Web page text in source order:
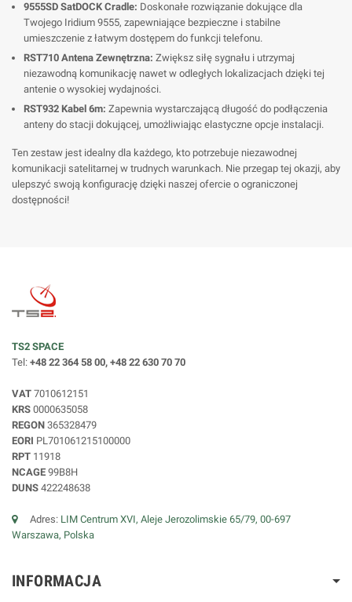
9555SD SatDOCK Cradle: Doskonałe rozwiązanie dokujące dla
Twojego Iridium 9555, zapewniające bezpieczne i stabilne
umieszczenie z łatwym dostępem do funkcji telefonu.
RST710 Antena Zewnętrzna: Zwiększ siłę sygnału i utrzymaj
niezawodną komunikację nawet w odległych lokalizacjach dzięki tej
antenie o wysokiej wydajności.
RST932 Kabel 6m: Zapewnia wystarczającą długość do podłączenia
anteny do stacji dokującej, umożliwiając elastyczne opcje instalacji.
Ten zestaw jest idealny dla każdego, kto potrzebuje niezawodnej
komunikacji satelitarnej w trudnych warunkach. Nie przegap tej okazji, aby
ulepszyć swoją konfigurację dzięki naszej ofercie o ograniczonej
dostępności!
TS2 SPACE
Tel: +48 22 364 58 00, +48 22 630 70 70
VAT 7010612151
KRS 0000635058
REGON 365328479
EORI PL701061215100000
RPT 11918
NCAGE 99B8H
DUNS 422248638
Adres: LIM Centrum XVI, Aleje Jerozolimskie 65/79, 00-697
Warszawa, Polska
INFORMACJA